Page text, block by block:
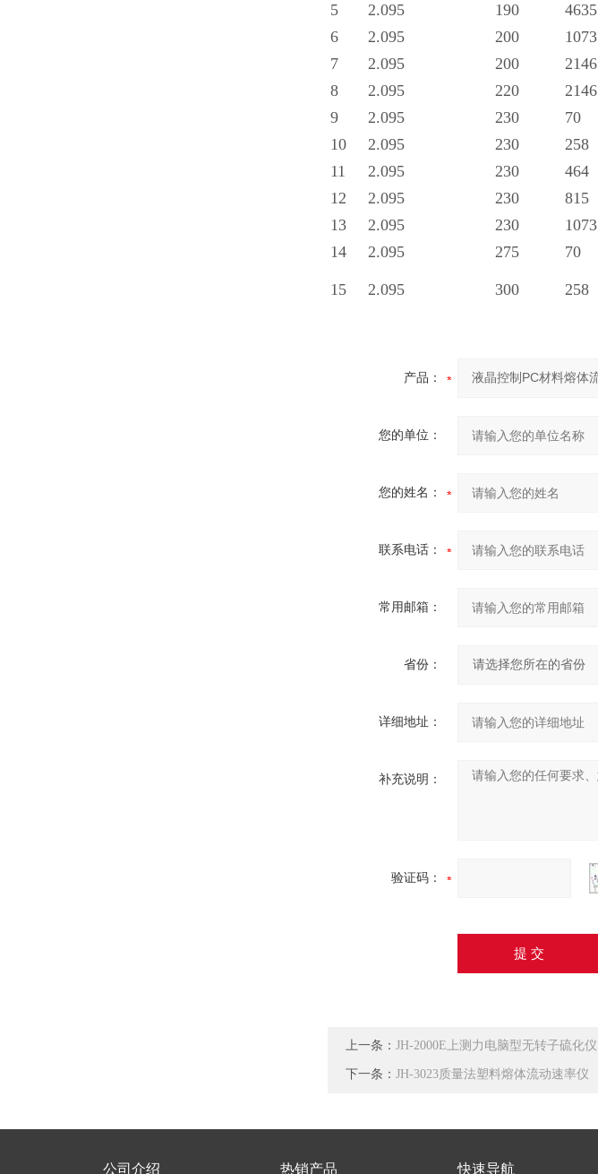
5
2.095 190 4635
6
2.095 200 1073
7
2.095 200 2146
8
2.095 220 2146
9
2.095 230 70
10
2.095 230 258
11
2.095 230 464
12
2.095 230 815
13
2.095 230 1073
14
2.095 275 70
15 2.095 300 258
产品：
您的单位：
您的姓名：
联系电话：
常用邮箱：
省份：
详细地址：
补充说明：
验证码：
上一条： JH-2000E上测力电脑型无转子硫化仪
下一条： JH-3023质量法塑料熔体流动速率仪
公司介绍 热销产品 快速导航